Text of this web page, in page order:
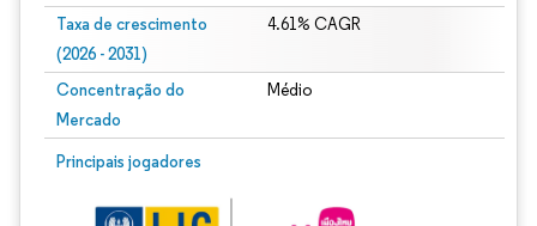
Taxa de crescimento
(2026 - 2031)
4.61% CAGR
Concentração do
Mercado
Médio
Principais jogadores
Imagem © Mordor Intelligence. O reuso requer atribuição conforme CC BY 4.0.